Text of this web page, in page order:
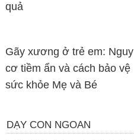
quả
Gãy xương ở trẻ em: Nguy
cơ tiềm ẩn và cách bảo vệ
sức khỏe Mẹ và Bé
DẠY CON NGOAN